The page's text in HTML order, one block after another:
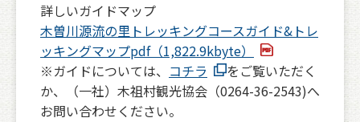
詳しいガイドマップ
木曽川源流の里トレッキングコースガイド&トレ
ッキングマップpdf（1,822.9kbyte）
※ガイドについては、 コチラ
をご覧いただく
か、（一社）木祖村観光協会（0264-36-2543)へ
お問い合わせください。